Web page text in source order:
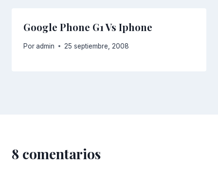
Google Phone G1 Vs Iphone
Poradmin 25 septiembre, 2008
8 comentarios